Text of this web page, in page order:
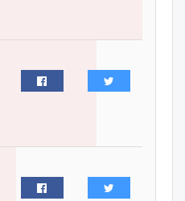
хомсдолоос
аялал жуулчлалын
тэг зогсолтод хүрсэн
хатуу хог хаягдал
боловсруулах үйлдвэр”